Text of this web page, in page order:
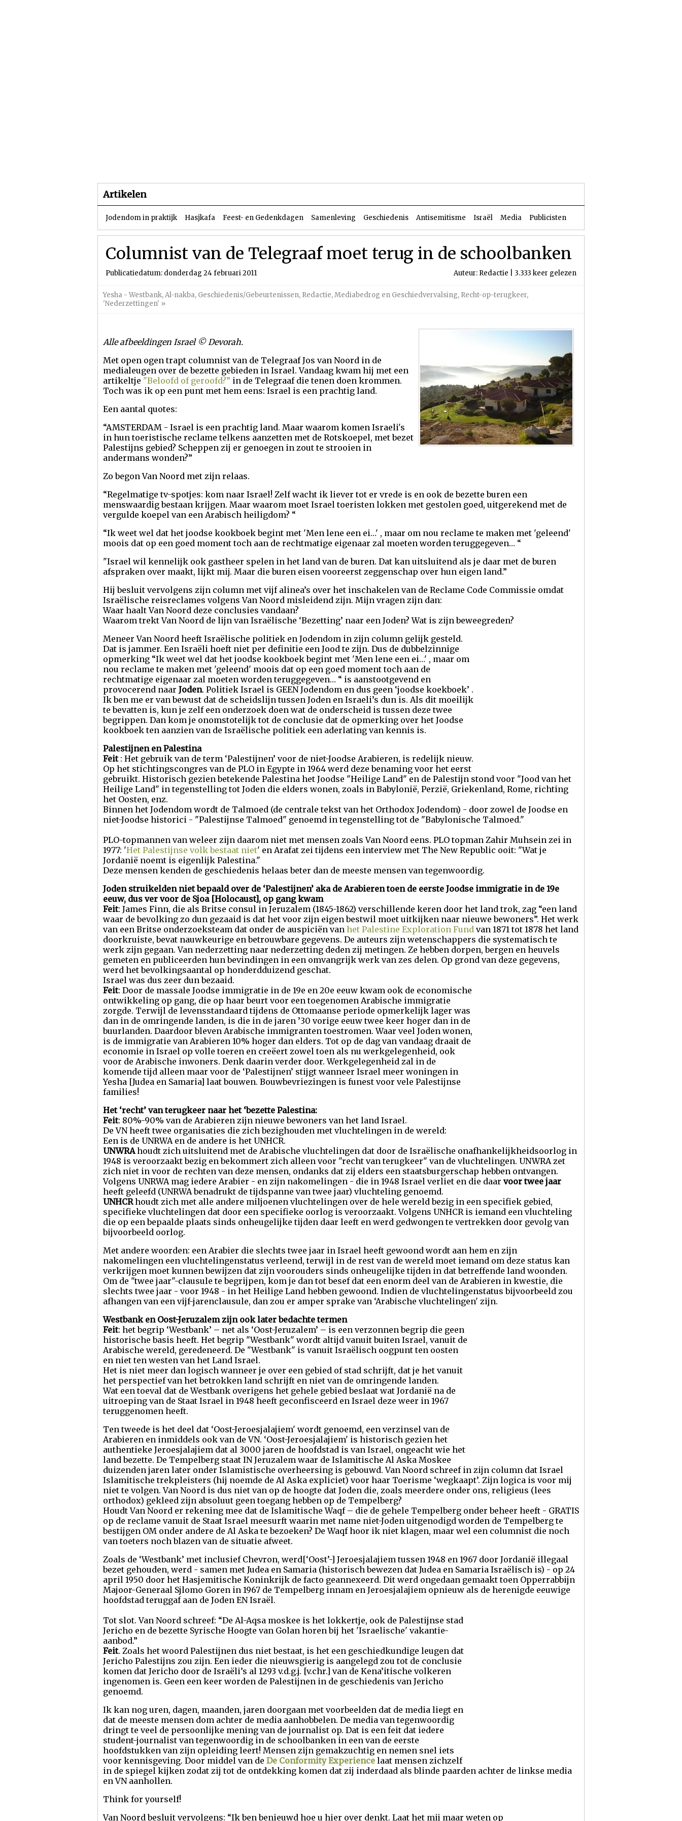
Artikelen
Jodendom in praktijk Hasjkafa Feest- en Gedenkdagen Samenleving Geschiedenis Antisemitisme Israël Media Publicisten
Columnist van de Telegraaf moet terug in de schoolbanken
Publicatiedatum: donderdag 24 februari 2011 Auteur: Redactie | 3.333 keer gelezen
Yesha - Westbank,Al-nakba, Geschiedenis/Gebeurtenissen, Redactie,Mediabedrog en Geschiedvervalsing, Recht-op-terugkeer,
'Nederzettingen' »
Alle afbeeldingen Israel © Devorah.
Met open ogen trapt columnist van de Telegraaf Jos van Noord in de
medialeugen over de bezette gebieden in Israel. Vandaag kwam hij met een
artikeltje "Beloofd of geroofd?” in de Telegraaf die tenen doen krommen.
Toch was ik op een punt met hem eens: Israel is een prachtig land.
Een aantal quotes:
“AMSTERDAM - Israel is een prachtig land. Maar waarom komen Israeli's
in hun toeristische reclame telkens aanzetten met de Rotskoepel, met bezet
Palestijns gebied? Scheppen zij er genoegen in zout te strooien in
andermans wonden?”
Zo begon Van Noord met zijn relaas.
“Regelmatige tv-spotjes: kom naar Israel! Zelf wacht ik liever tot er vrede is en ook de bezette buren een
menswaardig bestaan krijgen. Maar waarom moet Israel toeristen lokken met gestolen goed, uitgerekend met de
vergulde koepel van een Arabisch heiligdom? “
“Ik weet wel dat het joodse kookboek begint met 'Men lene een ei…' , maar om nou reclame te maken met 'geleend'
moois dat op een goed moment toch aan de rechtmatige eigenaar zal moeten worden teruggegeven… “
"Israel wil kennelijk ook gastheer spelen in het land van de buren. Dat kan uitsluitend als je daar met de buren
afspraken over maakt, lijkt mij. Maar die buren eisen vooreerst zeggenschap over hun eigen land.”
Hij besluit vervolgens zijn column met vijf alinea’s over het inschakelen van de Reclame Code Commissie omdat
Israëlische reisreclames volgens Van Noord misleidend zijn. Mijn vragen zijn dan:
Waar haalt Van Noord deze conclusies vandaan?
Waarom trekt Van Noord de lijn van Israëlische ‘Bezetting’ naar een Joden? Wat is zijn beweegreden?
Meneer Van Noord heeft Israëlische politiek en Jodendom in zijn column gelijk gesteld.
Dat is jammer. Een Israëli hoeft niet per definitie een Jood te zijn. Dus de dubbelzinnige
opmerking “Ik weet wel dat het joodse kookboek begint met 'Men lene een ei…' , maar om
nou reclame te maken met 'geleend' moois dat op een goed moment toch aan de
rechtmatige eigenaar zal moeten worden teruggegeven… “ is aanstootgevend en
provocerend naar Joden. Politiek Israel is GEEN Jodendom en dus geen ‘joodse koekboek’ .
Ik ben me er van bewust dat de scheidslijn tussen Joden en Israeli’s dun is. Als dit moeilijk
te bevatten is, kun je zelf een onderzoek doen wat de onderscheid is tussen deze twee
begrippen. Dan kom je onomstotelijk tot de conclusie dat de opmerking over het Joodse
kookboek ten aanzien van de Israëlische politiek een aderlating van kennis is.
Palestijnen en Palestina
Feit: Het gebruik van de term ‘Palestijnen’ voor de niet-Joodse Arabieren, is redelijk nieuw.
Op het stichtingscongres van de PLO in Egypte in 1964 werd deze benaming voor het eerst
gebruikt. Historisch gezien betekende Palestina het Joodse "Heilige Land" en de Palestijn stond voor "Jood van het
Heilige Land" in tegenstelling tot Joden die elders wonen, zoals in Babylonië, Perzië, Griekenland, Rome, richting
het Oosten, enz.
Binnen het Jodendom wordt de Talmoed (de centrale tekst van het Orthodox Jodendom) - door zowel de Joodse en
niet-Joodse historici - "Palestijnse Talmoed" genoemd in tegenstelling tot de "Babylonische Talmoed."
PLO-topmannen van weleer zijn daarom niet met mensen zoals Van Noord eens. PLO topman Zahir Muhsein zei in
1977: 'Het Palestijnse volk bestaat niet' en Arafat zei tijdens een interview met The New Republic ooit: "Wat je
Jordanië noemt is eigenlijk Palestina."
Deze mensen kenden de geschiedenis helaas beter dan de meeste mensen van tegenwoordig.
Joden struikelden niet bepaald over de ‘Palestijnen’ aka de Arabieren toen de eerste Joodse immigratie in de 19e
eeuw, dus ver voor de Sjoa [Holocaust], op gang kwam
Feit: James Finn, die als Britse consul in Jeruzalem (1845-1862) verschillende keren door het land trok, zag “een land
waar de bevolking zo dun gezaaid is dat het voor zijn eigen bestwil moet uitkijken naar nieuwe bewoners”. Het werk
van een Britse onderzoeksteam dat onder de auspiciën van het Palestine Exploration Fund van 1871 tot 1878 het land
doorkruiste, bevat nauwkeurige en betrouwbare gegevens. De auteurs zijn wetenschappers die systematisch te
werk zijn gegaan. Van nederzetting naar nederzetting deden zij metingen. Ze hebben dorpen, bergen en heuvels
gemeten en publiceerden hun bevindingen in een omvangrijk werk van zes delen. Op grond van deze gegevens,
werd het bevolkingsaantal op honderdduizend geschat.
Israel was dus zeer dun bezaaid.
Feit: Door de massale Joodse immigratie in de 19e en 20e eeuw kwam ook de economische
ontwikkeling op gang, die op haar beurt voor een toegenomen Arabische immigratie
zorgde. Terwijl de levensstandaard tijdens de Ottomaanse periode opmerkelijk lager was
dan in de omringende landen, is die in de jaren ’30 vorige eeuw twee keer hoger dan in de
buurlanden. Daardoor bleven Arabische immigranten toestromen. Waar veel Joden wonen,
is de immigratie van Arabieren 10% hoger dan elders. Tot op de dag van vandaag draait de
economie in Israel op volle toeren en creëert zowel toen als nu werkgelegenheid, ook
voor de Arabische inwoners. Denk daarin verder door. Werkgelegenheid zal in de
komende tijd alleen maar voor de ‘Palestijnen’ stijgt wanneer Israel meer woningen in
Yesha [Judea en Samaria] laat bouwen. Bouwbevriezingen is funest voor vele Palestijnse
families!
Het ‘recht’ van terugkeer naar het ‘bezette Palestina:
Feit: 80%-90% van de Arabieren zijn nieuwe bewoners van het land Israel.
De VN heeft twee organisaties die zich bezighouden met vluchtelingen in de wereld:
Een is de UNRWA en de andere is het UNHCR.
UNWRAhoudt zich uitsluitend met de Arabische vluchtelingen dat door de Israëlische onafhankelijkheidsoorlog in
1948 is veroorzaakt bezig en bekommert zich alleen voor "recht van terugkeer" van de vluchtelingen. UNWRA zet
zich niet in voor de rechten van deze mensen, ondanks dat zij elders een staatsburgerschap hebben ontvangen.
Volgens UNRWA mag iedere Arabier - en zijn nakomelingen - die in 1948 Israel verliet en die daar voor twee jaar
heeft geleefd (UNRWA benadrukt de tijdspanne van twee jaar) vluchteling genoemd.
UNHCRhoudt zich met alle andere miljoenen vluchtelingen over de hele wereld bezig in een specifiek gebied,
specifieke vluchtelingen dat door een specifieke oorlog is veroorzaakt. Volgens UNHCR is iemand een vluchteling
die op een bepaalde plaats sinds onheugelijke tijden daar leeft en werd gedwongen te vertrekken door gevolg van
bijvoorbeeld oorlog.
Met andere woorden: een Arabier die slechts twee jaar in Israel heeft gewoond wordt aan hem en zijn
nakomelingen een vluchtelingenstatus verleend, terwijl in de rest van de wereld moet iemand om deze status kan
verkrijgen moet kunnen bewijzen dat zijn voorouders sinds onheugelijke tijden in dat betreffende land woonden.
Om de "twee jaar"-clausule te begrijpen, kom je dan tot besef dat een enorm deel van de Arabieren in kwestie, die
slechts twee jaar - voor 1948 - in het Heilige Land hebben gewoond. Indien de vluchtelingenstatus bijvoorbeeld zou
afhangen van een vijf-jarenclausule, dan zou er amper sprake van ‘Arabische vluchtelingen' zijn.
Westbank en Oost-Jeruzalem zijn ook later bedachte termen
Feit: het begrip ‘Westbank’ – net als ‘Oost-Jeruzalem’ – is een verzonnen begrip die geen
historische basis heeft. Het begrip "Westbank" wordt altijd vanuit buiten Israel, vanuit de
Arabische wereld, geredeneerd. De "Westbank" is vanuit Israëlisch oogpunt ten oosten
en niet ten westen van het Land Israel.
Het is niet meer dan logisch wanneer je over een gebied of stad schrijft, dat je het vanuit
het perspectief van het betrokken land schrijft en niet van de omringende landen.
Wat een toeval dat de Westbank overigens het gehele gebied beslaat wat Jordanië na de
uitroeping van de Staat Israel in 1948 heeft geconfisceerd en Israel deze weer in 1967
teruggenomen heeft.
Ten tweede is het deel dat ‘Oost-Jeroesjalajiem' wordt genoemd, een verzinsel van de
Arabieren en inmiddels ook van de VN. ‘Oost-Jeroesjalajiem' is historisch gezien het
authentieke Jeroesjalajiem dat al 3000 jaren de hoofdstad is van Israel, ongeacht wie het
land bezette. De Tempelberg staat IN Jeruzalem waar de Islamitische Al Aska Moskee
duizenden jaren later onder Islamistische overheersing is gebouwd. Van Noord schreef in zijn column dat Israel
Islamitische trekpleisters (hij noemde de Al Aska expliciet) voor haar Toerisme ‘wegkaapt’. Zijn logica is voor mij
niet te volgen. Van Noord is dus niet van op de hoogte dat Joden die, zoals meerdere onder ons, religieus (lees
orthodox) gekleed zijn absoluut geen toegang hebben op de Tempelberg?
Houdt Van Noord er rekening mee dat de Islamitische Waqf – die de gehele Tempelberg onder beheer heeft - GRATIS
op de reclame vanuit de Staat Israel meesurft waarin met name niet-Joden uitgenodigd worden de Tempelberg te
bestijgen OM onder andere de Al Aska te bezoeken? De Waqf hoor ik niet klagen, maar wel een columnist die noch
van toeters noch blazen van de situatie afweet.
Zoals de ‘Westbank’ met inclusief Chevron, werd[‘Oost’-] Jeroesjalajiem tussen 1948 en 1967 door Jordanië illegaal
bezet gehouden, werd - samen met Judea en Samaria (historisch bewezen dat Judea en Samaria Israëlisch is) - op 24
april 1950 door het Hasjemitische Koninkrijk de facto geannexeerd. Dit werd ongedaan gemaakt toen Opperrabbijn
Majoor-Generaal Sjlomo Goren in 1967 de Tempelberg innam en Jeroesjalajiem opnieuw als de herenigde eeuwige
hoofdstad teruggaf aan de Joden EN Israël.
Tot slot. Van Noord schreef: “De Al-Aqsa moskee is het lokkertje, ook de Palestijnse stad
Jericho en de bezette Syrische Hoogte van Golan horen bij het 'Israelische' vakantie-
aanbod.”
Feit. Zoals het woord Palestijnen dus niet bestaat, is het een geschiedkundige leugen dat
Jericho Palestijns zou zijn. Een ieder die nieuwsgierig is aangelegd zou tot de conclusie
komen dat Jericho door de Israëli’s al 1293 v.d.g.j. [v.chr.] van de Kena’itische volkeren
ingenomen is. Geen een keer worden de Palestijnen in de geschiedenis van Jericho
genoemd.
Ik kan nog uren, dagen, maanden, jaren doorgaan met voorbeelden dat de media liegt en
dat de meeste mensen dom achter de media aanhobbelen. De media van tegenwoordig
dringt te veel de persoonlijke mening van de journalist op. Dat is een feit dat iedere
student-journalist van tegenwoordig in de schoolbanken in een van de eerste
hoofdstukken van zijn opleiding leert! Mensen zijn gemakzuchtig en nemen snel iets
voor kennisgeving. Door middel van de De Conformity Experience laat mensen zichzelf
in de spiegel kijken zodat zij tot de ontdekking komen dat zij inderdaad als blinde paarden achter de linkse media
en VN aanhollen.
Think for yourself!
Van Noord besluit vervolgens: “Ik ben benieuwd hoe u hier over denkt. Laat het mij maar weten op